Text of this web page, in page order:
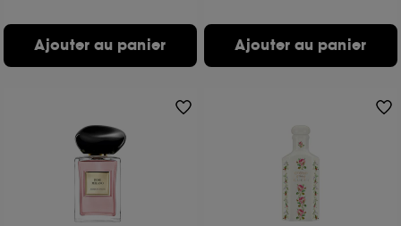
Ajouter au panier Ajouter au panier